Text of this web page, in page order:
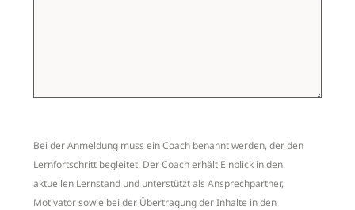
Bei der Anmeldung muss ein Coach benannt werden, der den
Lernfortschritt begleitet. Der Coach erhält Einblick in den
aktuellen Lernstand und unterstützt als Ansprechpartner,
Motivator sowie bei der Übertragung der Inhalte in den